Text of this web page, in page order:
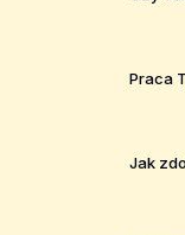
Praca
Jak